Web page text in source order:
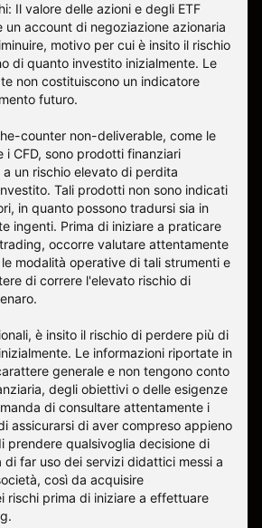
Il valore delle azioni e degli ETF
account di negoziazione azionaria
motivo per cui è insito il rischio
di quanto investito inizialmente. Le
non costituiscono un indicatore
futuro.
counter non-deliverable, come le
CFD, sono prodotti finanziari
un rischio elevato di perdita
Tali prodotti non sono indicati
in quanto possono tradursi sia in
ingenti. Prima di iniziare a praticare
occorre valutare attentamente
modalità operative di tali strumenti e
di correre l'elevato rischio di
è insito il rischio di perdere più di
Le informazioni riportate in
generale e non tengono conto
degli obiettivi o delle esigenze
di consultare attentamente i
assicurarsi di aver compreso appieno
prendere qualsivoglia decisione di
di far uso dei servizi didattici messi a
così da acquisire
rischi prima di iniziare a effettuare